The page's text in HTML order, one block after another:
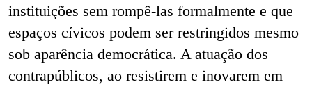
instituições sem rompê-las formalmente e que
espaços cívicos podem ser restringidos mesmo
sob aparência democrática. A atuação dos
contrapúblicos, ao resistirem e inovarem em